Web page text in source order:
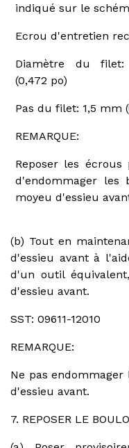
indiqué sur le
Ecrou d'entretien
Diamètre du
(0,472 po)
Pas du filet: 1,5 mm
REMARQUE:
Reposer les écrous
d'endommager les
moyeu d'essieu
(b) Tout en
d'essieu avant à
d'un outil
d'essieu avant.
SST: 09611-12010
REMARQUE:
Ne pas
d'essieu avant.
7. REPOSER LE